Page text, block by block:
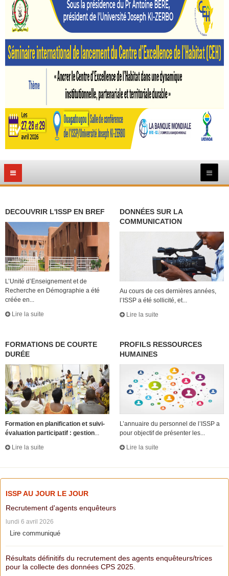
DECOUVRIR L'ISSP EN BREF
L’Unité d’Enseignement et de
Recherche en Démographie a été
créée en...
Lire la suite
DONNÉES SUR LA
COMMUNICATION
Au cours de ces dernières années,
l’ISSP a été sollicité, et...
Lire la suite
FORMATIONS DE COURTE
DURÉE
Formation en planification et suivi-
évaluation participatif : gestion...
Lire la suite
PROFILS RESSOURCES
HUMAINES
L’annuaire du personnel de l’ISSP a
pour objectif de présenter les...
Lire la suite
ISSP AU JOUR LE JOUR
Recrutement d'agents enquêteurs
lundi 6 avril 2026
Lire communiqué
Résultats définitifs du recrutement des agents enquêteurs/trices
pour la collecte des données CPS 2025.